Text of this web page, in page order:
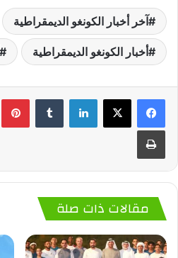
آخر أخبار الكونغو الديمقراطية
أخبار الكونغو الديمقراطية
لينكدإن
مقالات ذات صلة